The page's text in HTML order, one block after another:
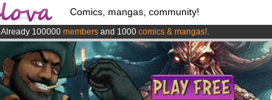
Comics, mangas, community!
Already 100000 members and 1000 comics & mangas!.
Premium membership from3.95 eurosper month !Get membership now
AmilovaKickstarter is now LIVE!.